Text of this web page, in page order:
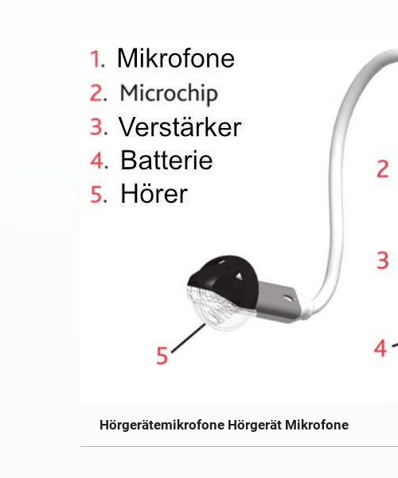
Hörgerätemikrofone Hörgerät Mikrofone